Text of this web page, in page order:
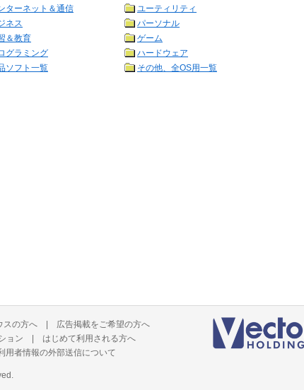
ターネット＆通信
ユーティリティ
ネス
パーソナル
＆教育
ゲーム
グラミング
ハードウェア
ソフト一覧 その他、全OS用一覧
スの方へ | 広告掲載をご希望の方へ
ョン | はじめて利用される方へ
用者情報の外部送信について